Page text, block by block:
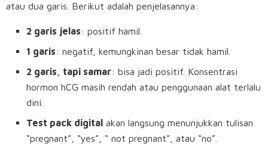
atau dua garis. Berikut adalah penjelasannya:
2 garis jelas: positif hamil.
1 garis: negatif, kemungkinan besar tidak hamil.
2 garis, tapi samar: bisa jadi positif. Konsentrasi
hormon hCG masih rendah atau penggunaan alat terlalu
dini.
Test pack digital akan langsung menunjukkan tulisan
“pregnant”, “yes”, “ not pregnant”, atau “no”.